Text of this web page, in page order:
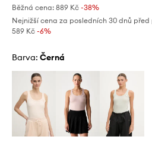
Běžná cena: 889 Kč -38%
Nejnižší cena za posledních 30 dnů
589 Kč -6%
Barva: černá